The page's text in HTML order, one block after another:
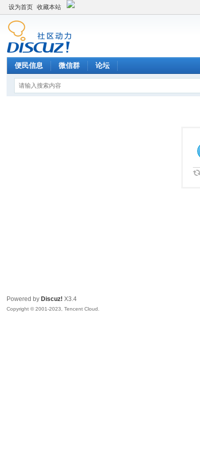
设为首页 收藏本站
便民信息 微信群 论坛
Powered by Discuz! X3.4
Copyright © 2001-2023, Tencent Cloud.